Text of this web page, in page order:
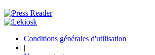
Conditions générales d'utilisation
|